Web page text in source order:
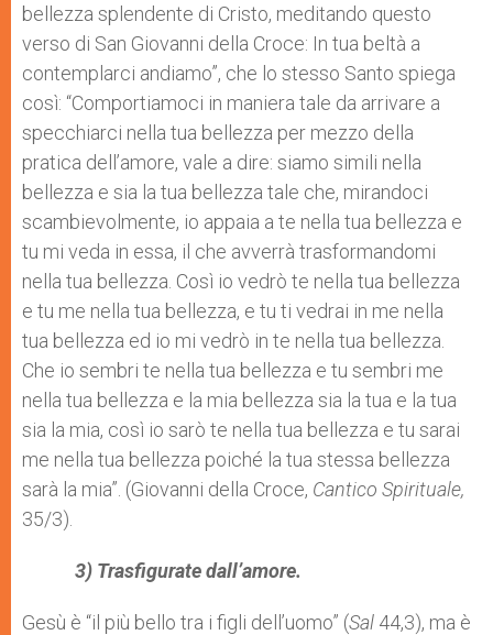
bellezza splendente di Cristo, meditando questo
verso di San Giovanni della Croce: In tua beltà a
contemplarci andiamo”, che lo stesso Santo spiega
così: “Comportiamoci in maniera tale da arrivare a
specchiarci nella tua bellezza per mezzo della
pratica dell’amore, vale a dire: siamo simili nella
bellezza e sia la tua bellezza tale che, mirandoci
scambievolmente, io appaia a te nella tua bellezza e
tu mi veda in essa, il che avverrà trasformandomi
nella tua bellezza. Così io vedrò te nella tua bellezza
e tu me nella tua bellezza, e tu ti vedrai in me nella
tua bellezza ed io mi vedrò in te nella tua bellezza.
Che io sembri te nella tua bellezza e tu sembri me
nella tua bellezza e la mia bellezza sia la tua e la tua
sia la mia, così io sarò te nella tua bellezza e tu sarai
me nella tua bellezza poiché la tua stessa bellezza
sarà la mia”. (Giovanni della Croce, Cantico Spirituale,
35/3).
3) Trasfigurate dall’amore.
Gesù è “il più bello tra i figli dell’uomo” (Sal 44,3), ma è